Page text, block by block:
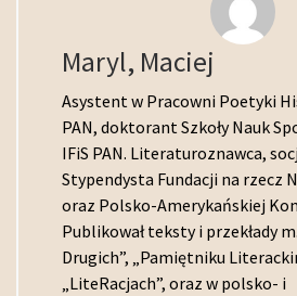
Maryl, Maciej
Asystent w Pracowni Poetyki
PAN, doktorant Szkoły Nauk
IFiS PAN. Literaturoznawca,
Stypendysta Fundacji na rzecz
oraz Polsko-Amerykańskiej
Publikował teksty i przekłady
Drugich”, „Pamiętniku
„LiteRacjach”, oraz w polsko- i